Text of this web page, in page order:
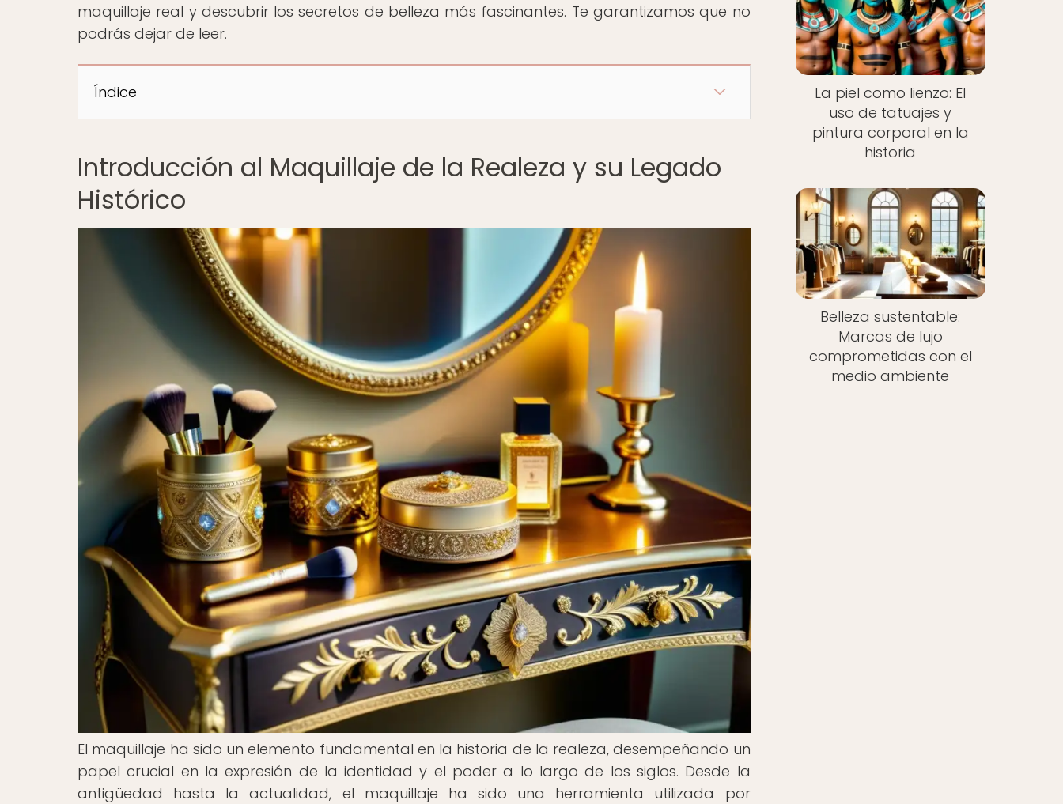
maquillaje real y descubrir los secretos de belleza más fascinantes. Te garantizamos que no
podrás dejar de leer.
Índice
Introducción al Maquillaje de la Realeza y su Legado
Histórico
El maquillaje ha sido un elemento fundamental en la historia de la realeza, desempeñando un
papel crucial en la expresión de la identidad y el poder a lo largo de los siglos. Desde la
antigüedad hasta la actualidad, el maquillaje ha sido una herramienta utilizada por
La piel como lienzo: El
uso de tatuajes y
pintura corporal en la
historia
Belleza sustentable:
Marcas de lujo
comprometidas con el
medio ambiente